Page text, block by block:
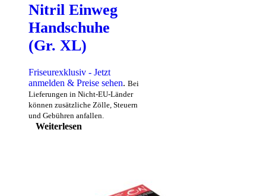
Nitril Einweg
Handschuhe
(Gr. XL)
Friseurexklusiv - Jetzt
anmelden & Preise sehen. Bei
Lieferungen in Nicht-EU-Länder
können zusätzliche Zölle, Steuern
und Gebühren anfallen.
Weiterlesen